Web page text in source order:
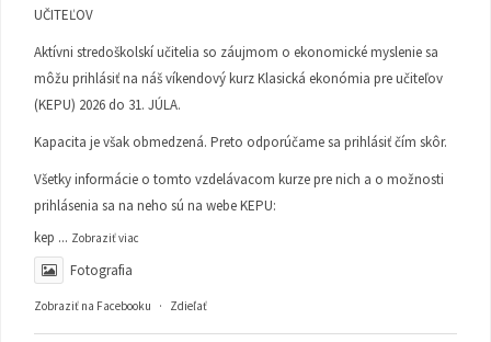
UČITEĽOV
Aktívni stredoškolskí učitelia so záujmom o ekonomické myslenie sa
môžu prihlásiť na náš víkendový kurz Klasická ekonómia pre učiteľov
(KEPU) 2026 do 31. JÚLA.
Kapacita je však obmedzená. Preto odporúčame sa prihlásiť čím skôr.
Všetky informácie o tomto vzdelávacom kurze pre nich a o možnosti
prihlásenia sa na neho sú na webe KEPU:
kep ... Zobraziť viac
Fotografia
Zobraziť na Facebooku · Zdieľať